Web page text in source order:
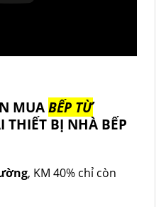
MUABẾP TỪ
THIẾT BỊ NHÀ BẾP
, KM 40% chỉ còn